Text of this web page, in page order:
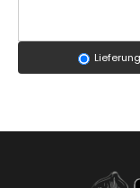
Lieferung